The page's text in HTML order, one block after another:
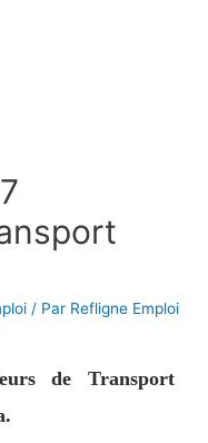
/ Par Refligne Emploi
de Transport